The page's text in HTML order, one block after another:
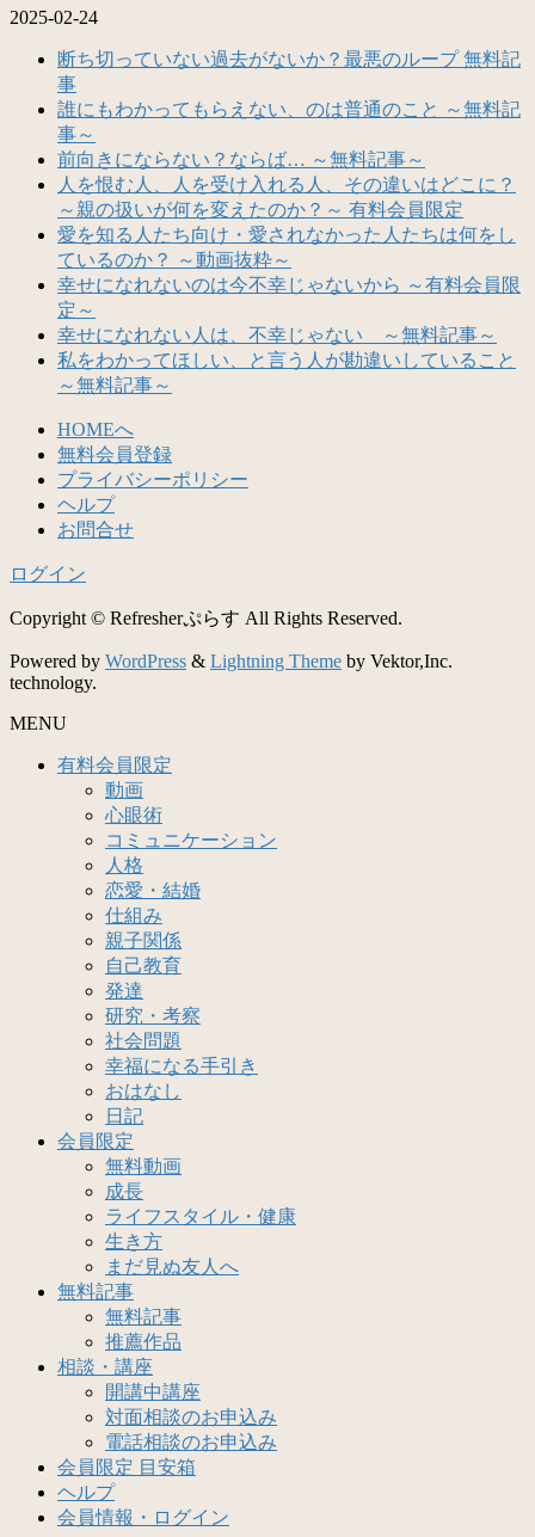
2025-02-24
断ち切っていない過去がないか？最悪のループ 無料記
事
誰にもわかってもらえない、のは普通のこと ～無料記
事～
前向きにならない？ならば… ～無料記事～
人を恨む人、人を受け入れる人、その違いはどこに？
～親の扱いが何を変えたのか？～ 有料会員限定
愛を知る人たち向け・愛されなかった人たちは何をし
ているのか？ ～動画抜粋～
幸せになれないのは今不幸じゃないから ～有料会員限
定～
幸せになれない人は、不幸じゃない ～無料記事～
私をわかってほしい、と言う人が勘違いしていること
～無料記事～
HOMEへ
無料会員登録
プライバシーポリシー
ヘルプ
お問合せ
ログイン
Copyright © Refresherぷらす All Rights Reserved.
Powered by WordPress & Lightning Theme by Vektor,Inc.
technology.
MENU
有料会員限定
動画
心眼術
コミュニケーション
人格
恋愛・結婚
仕組み
親子関係
自己教育
発達
研究・考察
社会問題
幸福になる手引き
おはなし
日記
会員限定
無料動画
成長
ライフスタイル・健康
生き方
まだ見ぬ友人へ
無料記事
無料記事
推薦作品
相談・講座
開講中講座
対面相談のお申込み
電話相談のお申込み
会員限定 目安箱
ヘルプ
会員情報・ログイン